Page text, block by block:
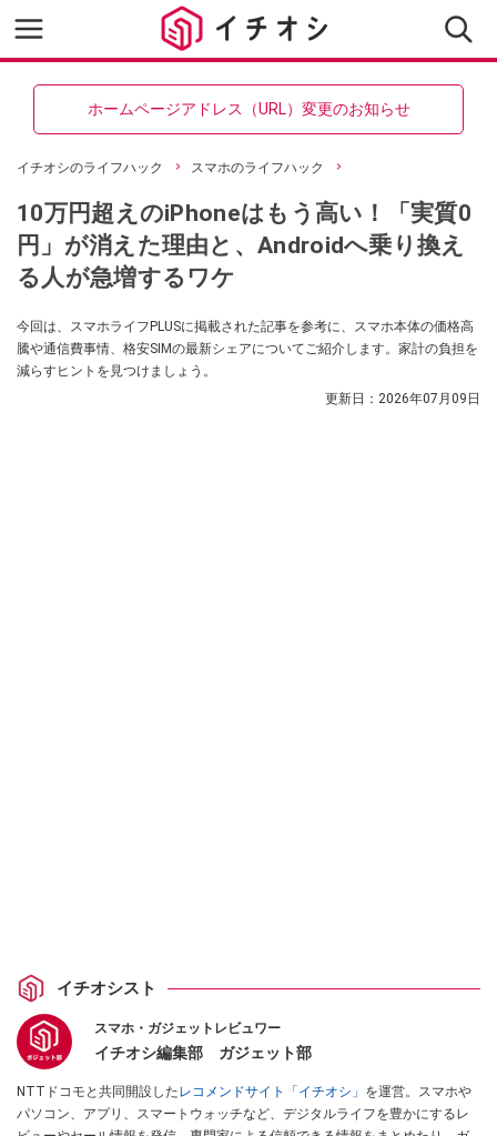
ホームページアドレス（URL）変更のお知らせ
イチオシのライフハック スマホのライフハック
10万円超えのiPhoneはもう高い！「実質0
円」が消えた理由と、Androidへ乗り換え
る人が急増するワケ
今回は、スマホライフPLUSに掲載された記事を参考に、スマホ本体の価格高
騰や通信費事情、格安SIMの最新シェアについてご紹介します。家計の負担を
減らすヒントを見つけましょう。
更新日： 2026年07月09日
イチオシスト
スマホ・ガジェットレビュワー
イチオシ編集部 ガジェット部
NTTドコモと共同開設したレコメンドサイト「イチオシ」 を運営。スマホや
パソコン、アプリ、スマートウォッチなど、デジタルライフを豊かにするレ